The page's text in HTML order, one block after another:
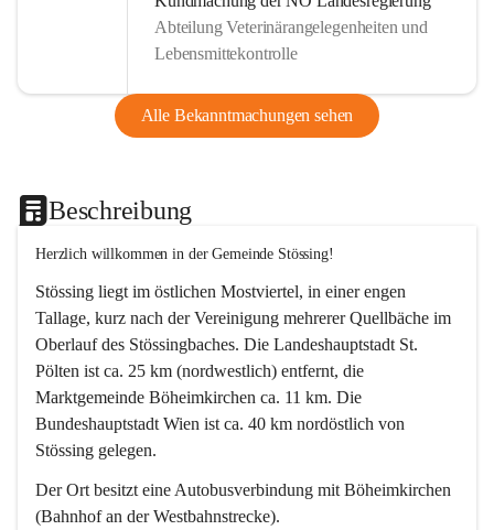
Abteilung Veterinärangelegenheiten und
Lebensmittekontrolle
Alle Bekanntmachungen sehen
Beschreibung
Herzlich willkommen in der Gemeinde Stössing!
Stössing liegt im östlichen Mostviertel, in einer engen
Tallage, kurz nach der Vereinigung mehrerer Quellbäche im
Oberlauf des Stössingbaches. Die Landeshauptstadt St.
Pölten ist ca. 25 km (nordwestlich) entfernt, die
Marktgemeinde Böheimkirchen ca. 11 km. Die
Bundeshauptstadt Wien ist ca. 40 km nordöstlich von
Stössing gelegen.
Der Ort besitzt eine Autobusverbindung mit Böheimkirchen
(Bahnhof an der Westbahnstrecke).